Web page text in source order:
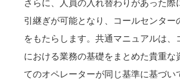
さらに、人員の入れ替わりがあった際
引継ぎが可能となり、コールセンター
をもたらします。共通マニュアルは、
における業務の基礎をまとめた貴重な
てのオペレーターが同じ基準に基づい